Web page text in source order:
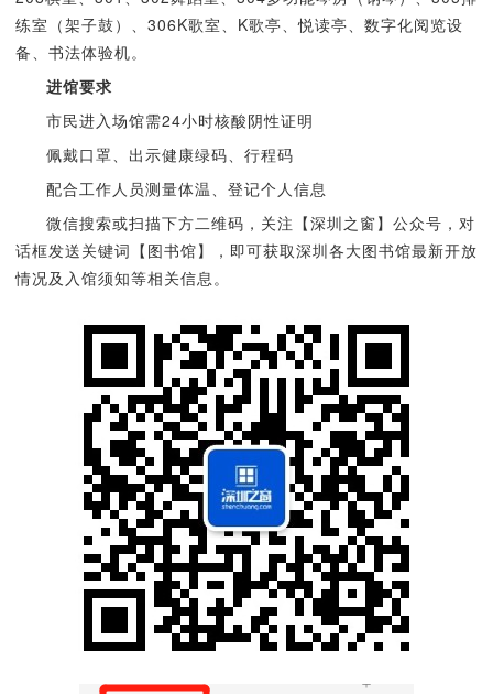
练室（架子鼓）、306K歌室、K歌亭、悦读亭、数字化阅览设
备、书法体验机。
进馆要求
市民进入场馆需24小时核酸阴性证明
佩戴口罩、出示健康绿码、行程码
配合工作人员测量体温、登记个人信息
微信搜索或扫描下方二维码，关注【深圳之窗】公众号，对
话框发送关键词【图书馆】，即可获取深圳各大图书馆最新开放
情况及入馆须知等相关信息。